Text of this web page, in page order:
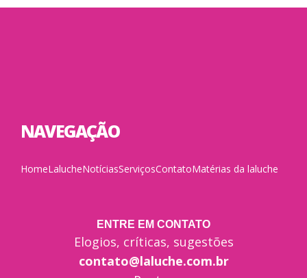
NAVEGAÇÃO
HomeLalucheNotíciasServiçosContatoMatérias da laluche
ENTRE EM CONTATO
Elogios, críticas, sugestões
contato@laluche.com.br